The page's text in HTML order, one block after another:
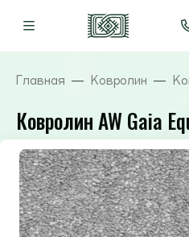
Главная Ковролин
Ковролин AW Gaia